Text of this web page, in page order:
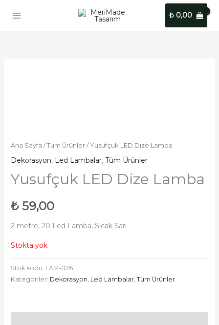
₺ 0,00
Ana Sayfa /Tüm Ürünler/ Yusufçuk LED Dize Lamba
Dekorasyon, Led Lambalar, Tüm Ürünler
Yusufçuk LED Dize Lamba
₺59,00
2 metre, 20 Led Lamba, Sıcak Sarı
Stokta yok
Stok kodu: LAM-026
Kategoriler: Dekorasyon Led Lambalar, Tüm Ürünler